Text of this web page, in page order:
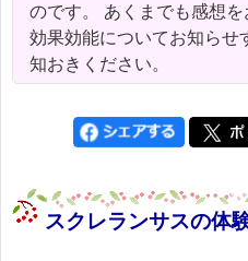
のです。 あくまでも感想を
効果効能についてお知らせ
知おきください。
スクレランサスの体